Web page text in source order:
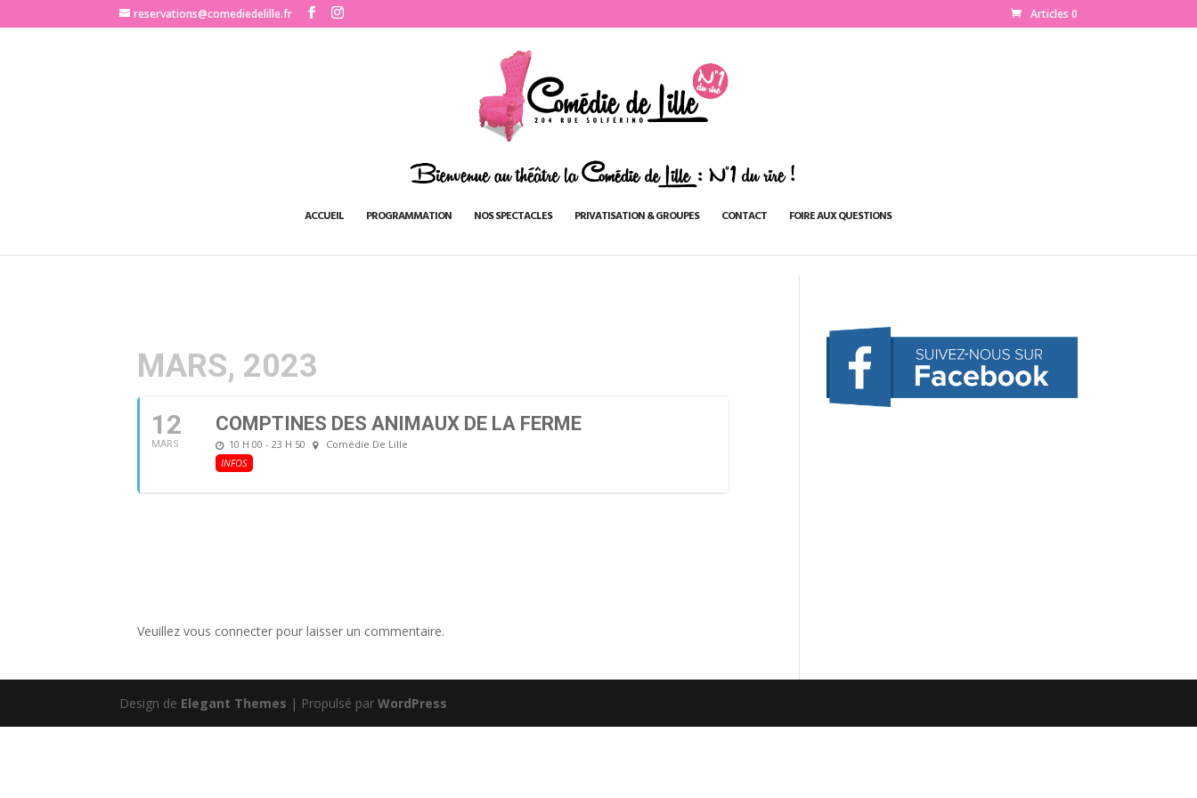
http://www.comediedelille.frreservations@comediedelille.fr Articles 0
ACCUEIL PROGRAMMATION NOS SPECTACLES PRIVATISATION & GROUPES CONTACT FOIRE AUX QUESTIONS
MARS, 2023
12
MARS
COMPTINES DES ANIMAUX DE LA FERME
10 H 00 - 23 H 50
Comédie De Lille
INFOS
Veuillez vous connecter pour laisser un commentaire.
Design de Elegant Themes | Propulsé parWordPress